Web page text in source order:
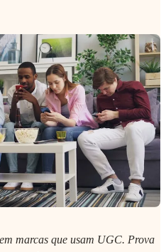
marcas que usam UGC. Prova